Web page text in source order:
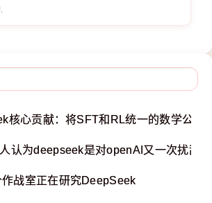
核心贡献：将SFT和RL统一的数学公式
认为deepseek是对openAI又一次扰乱？
作战室正在研究DeepSeek